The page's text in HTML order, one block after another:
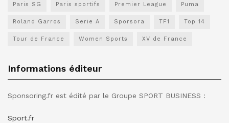
Paris SG Paris sportifs Premier League Puma
Roland Garros Serie A Sporsora TF1 Top 14
Tour de France Women Sports XV de France
Informations éditeur
Sponsoring.fr est édité par le Groupe SPORT BUSINESS :
Sport.fr